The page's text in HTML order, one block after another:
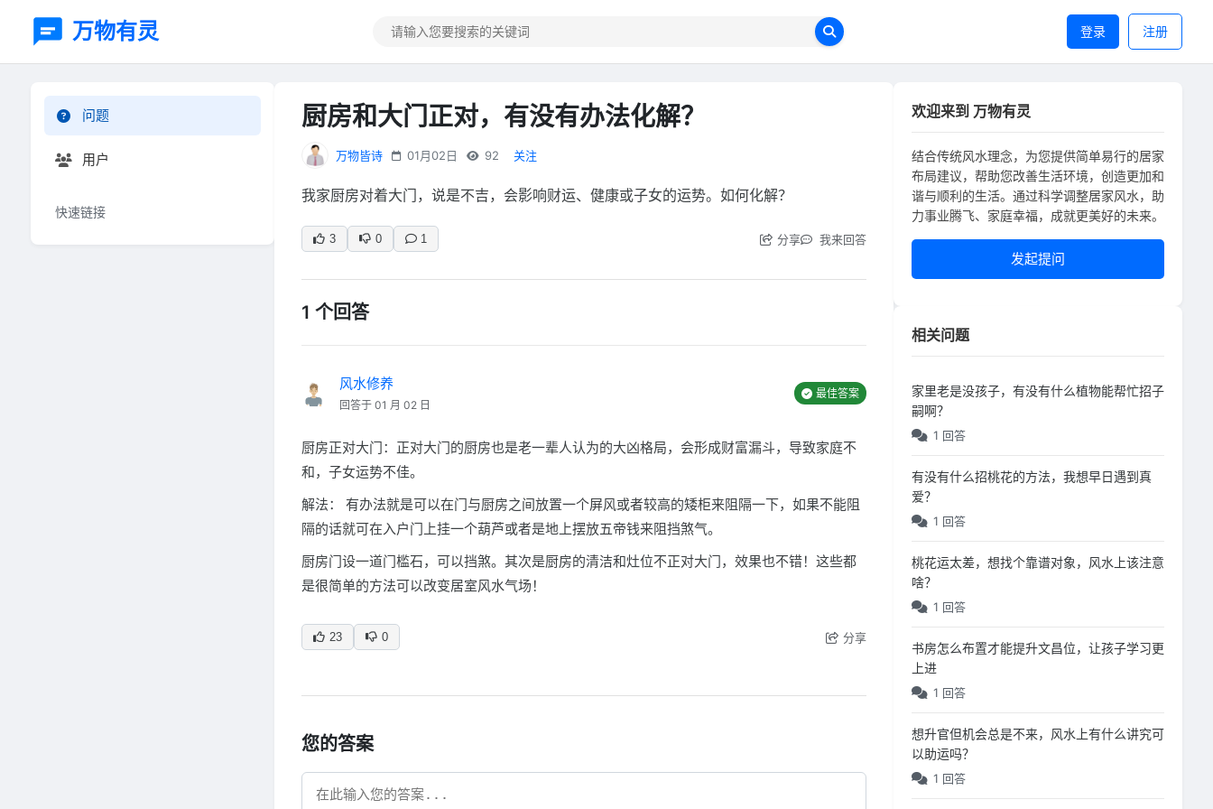
万物有灵 登录 注册
问题
用户
快速链接
厨房和大门正对，有没有办法化解？
万物皆诗 01月02日 92 关注
我家厨房对着大门，说是不吉，会影响财运、健康或子女的运势。如何化解？
3 0 1 分享 我来回答
1 个回答
风水修养
回答于 01 月 02 日
最佳答案
厨房正对大门：正对大门的厨房也是老一辈人认为的大凶格局，会形成财富漏斗，导致家庭不
和，子女运势不佳。
解法： 有办法就是可以在门与厨房之间放置一个屏风或者较高的矮柜来阻隔一下，如果不能阻
隔的话就可在入户门上挂一个葫芦或者是地上摆放五帝钱来阻挡煞气。
厨房门设一道门槛石，可以挡煞。其次是厨房的清洁和灶位不正对大门，效果也不错！这些都
是很简单的方法可以改变居室风水气场！
23 0 分享
您的答案
欢迎来到 万物有灵
结合传统风水理念，为您提供简单易行的居家
布局建议，帮助您改善生活环境，创造更加和
谐与顺利的生活。通过科学调整居家风水，助
力事业腾飞、家庭幸福，成就更美好的未来。
发起提问
相关问题
家里老是没孩子，有没有什么植物能帮忙招子
嗣啊？
1 回答
有没有什么招桃花的方法，我想早日遇到真
爱？
1 回答
桃花运太差，想找个靠谱对象，风水上该注意
啥？
1 回答
书房怎么布置才能提升文昌位，让孩子学习更
上进
1 回答
想升官但机会总是不来，风水上有什么讲究可
以助运吗？
1 回答